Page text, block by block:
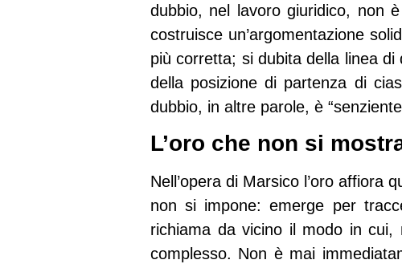
dubbio, nel lavoro giuridico, non
costruisce un’argomentazione
più corretta; si dubita della linea
della posizione di partenza di
dubbio, in altre parole, è
L’oro che non si
Nell’opera di Marsico l’oro affiora
non si impone: emerge per
richiama da vicino il modo in
complesso. Non è mai